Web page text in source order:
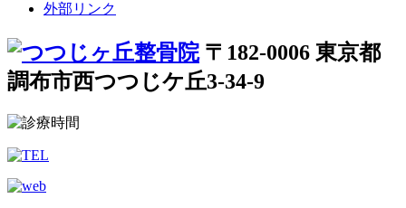
外部リンク
〒182-0006 東京都
調布市西つつじケ丘3-34-9